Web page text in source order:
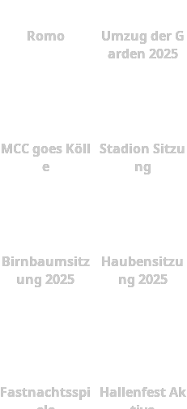
Romo
Umzug der G
arden 2025
MCC goes Köll
e
Stadion Sitzu
ng
Birnbaumsitz
ung 2025
Haubensitzu
ng 2025
Fastnachtsspi Hallenfest Ak